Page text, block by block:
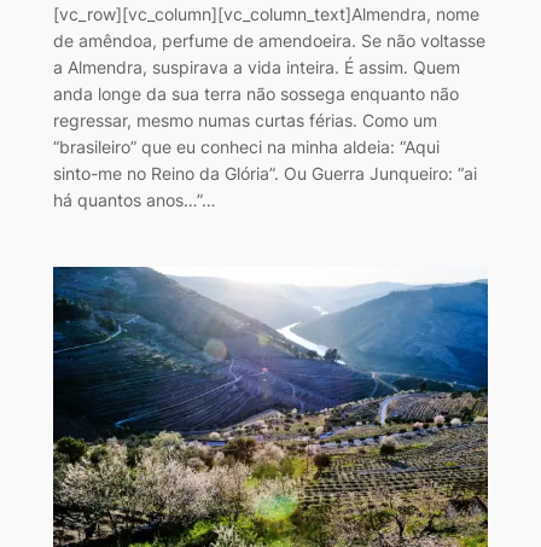
[vc_row][vc_column][vc_column_text]Almendra, nome
de amêndoa, perfume de amendoeira. Se não voltasse
a Almendra, suspirava a vida inteira. É assim. Quem
anda longe da sua terra não sossega enquanto não
regressar, mesmo numas curtas férias. Como um
“brasileiro” que eu conheci na minha aldeia: “Aqui
sinto-me no Reino da Glória”. Ou Guerra Junqueiro: “ai
há quantos anos…”…